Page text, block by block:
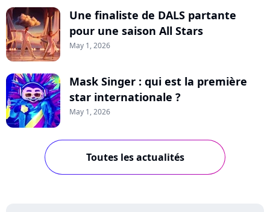
Une finaliste de DALS partante
pour une saison All Stars
May 1, 2026
Mask Singer : qui est la première
star internationale ?
May 1, 2026
Toutes les actualités